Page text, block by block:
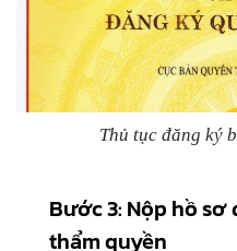
Thủ tục đăng ký
Bước 3: Nộp hồ
thẩm quyền